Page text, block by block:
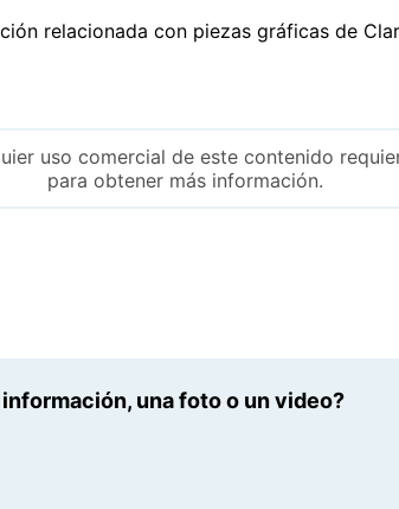
relacionada con piezas gráficas de
uso comercial de este contenido
para obtener más información.
una foto o un video?